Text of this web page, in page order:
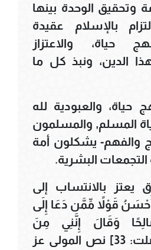
وتحقيق الوحدة بينها
بالإسلام عقيدة
حياة، والاعتزاز
الدين، ونبذ كل ما
حياة، والعبودية لله
المسلم, والمسلمون
والفهم- يشكلون أمة
البشرية.
يعتز بالانتساب إلى
قَوْلاً مِّمَّن دَعَا إِلَى
وَقَالَ إِنَّنِي مِنَ
الْمُسْلِمِينَ" [فصلت: 33] نص المولى عز